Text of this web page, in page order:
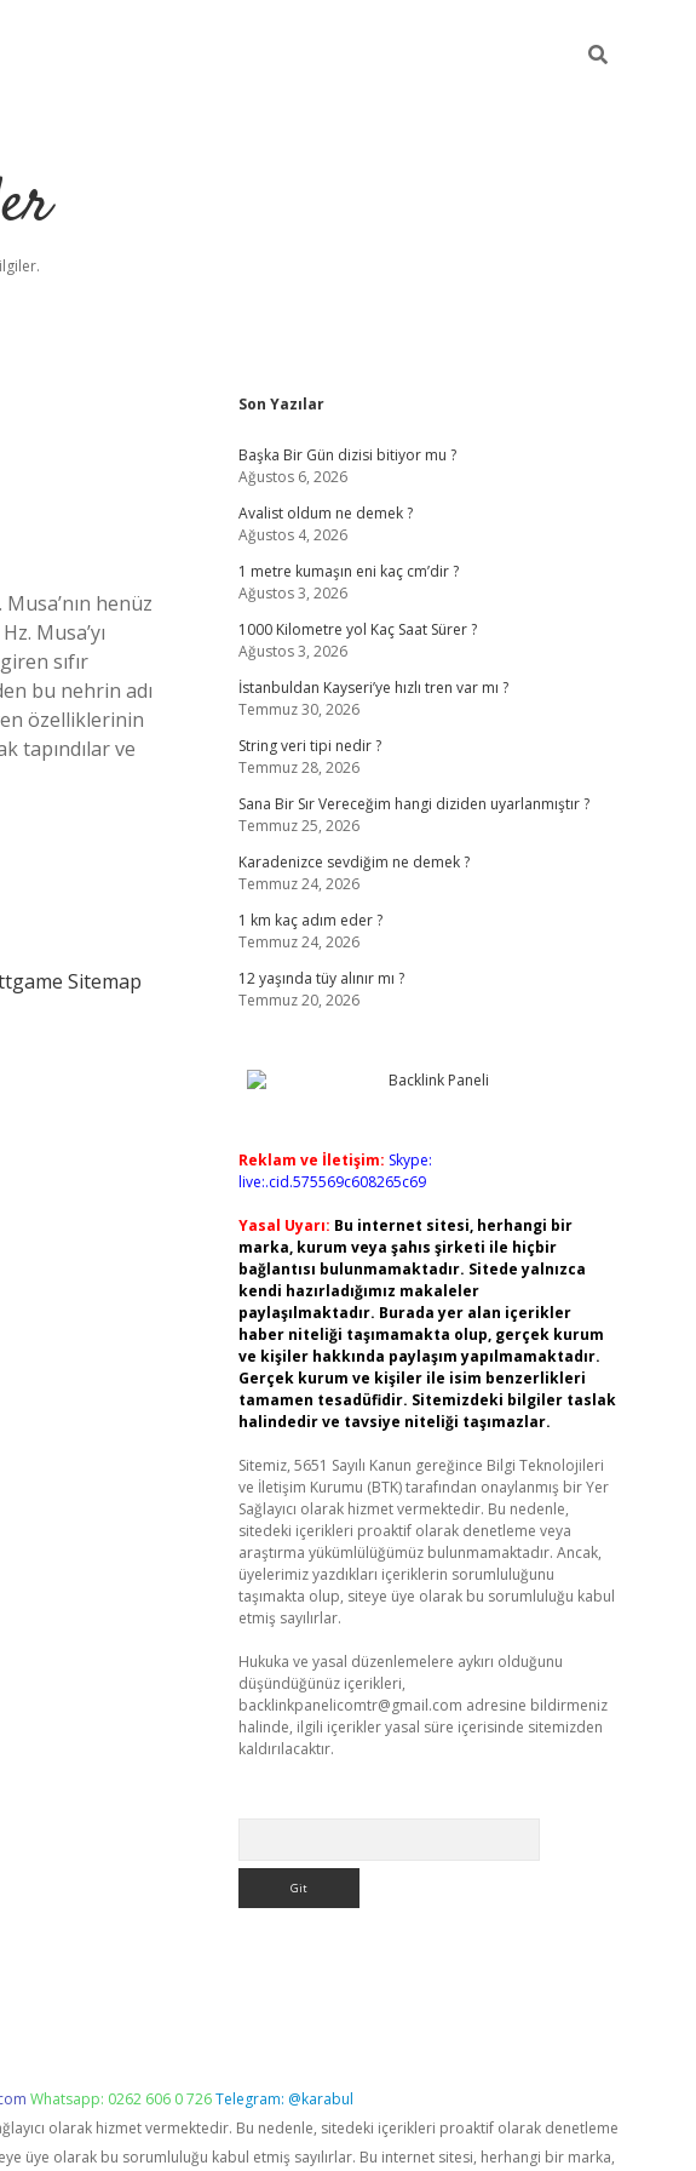
henüz
Musa’yı
sıfır
bu nehrin adı
özelliklerinin
tapındılar ve
Sitemap
Sidebar
Son Yazılar
Başka Bir Gün dizisi bitiyor mu ?
Ağustos 6, 2026
Avalist oldum ne demek ?
Ağustos 4, 2026
1 metre kumaşın eni kaç cm’dir ?
Ağustos 3, 2026
1000 Kilometre yol Kaç Saat Sürer ?
Ağustos 3, 2026
İstanbuldan Kayseri’ye hızlı tren var mı ?
Temmuz 30, 2026
String veri tipi nedir ?
Temmuz 28, 2026
Sana Bir Sır Vereceğim hangi diziden uyarlanmıştır ?
Temmuz 25, 2026
Karadenizce sevdiğim ne demek ?
Temmuz 24, 2026
1 km kaç adım eder ?
Temmuz 24, 2026
12 yaşında tüy alınır mı ?
Temmuz 20, 2026
Reklam ve İletişim: Skype:
live:.cid.575569c608265c69
Yasal Uyarı: Bu internet sitesi, herhangi bir
marka, kurum veya şahıs şirketi ile hiçbir
bağlantısı bulunmamaktadır. Sitede yalnızca
kendi hazırladığımız makaleler
paylaşılmaktadır. Burada yer alan içerikler
haber niteliği taşımamakta olup, gerçek kurum
ve kişiler hakkında paylaşım yapılmamaktadır.
Gerçek kurum ve kişiler ile isim benzerlikleri
tamamen tesadüfidir. Sitemizdeki bilgiler taslak
halindedir ve tavsiye niteliği taşımazlar.
Sitemiz, 5651 Sayılı Kanun gereğince Bilgi Teknolojileri
ve İletişim Kurumu (BTK) tarafından onaylanmış bir Yer
Sağlayıcı olarak hizmet vermektedir. Bu nedenle,
sitedeki içerikleri proaktif olarak denetleme veya
araştırma yükümlülüğümüz bulunmamaktadır. Ancak,
üyelerimiz yazdıkları içeriklerin sorumluluğunu
taşımakta olup, siteye üye olarak bu sorumluluğu kabul
etmiş sayılırlar.
Hukuka ve yasal düzenlemelere aykırı olduğunu
düşündüğünüz içerikleri,
backlinkpanelicomtr@gmail.com adresine bildirmeniz
halinde, ilgili içerikler yasal süre içerisinde sitemizden
kaldırılacaktır.
Whatsapp: 0262 606 0 726Telegram: @karabul
olarak hizmet vermektedir. Bu nedenle, sitedeki içerikleri proaktif olarak denetleme
üye olarak bu sorumluluğu kabul etmiş sayılırlar. Bu internet sitesi, herhangi bir marka,